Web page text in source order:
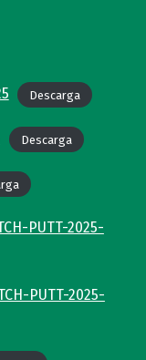
Descarga
Descarga
PUTT-2025-
PUTT-2025-